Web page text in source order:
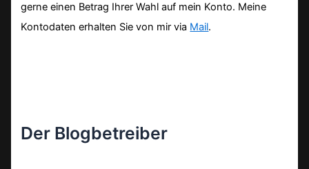
gerne einen Betrag Ihrer Wahl auf mein Konto. Meine
Kontodaten erhalten Sie von mir via Mail.
Der Blogbetreiber